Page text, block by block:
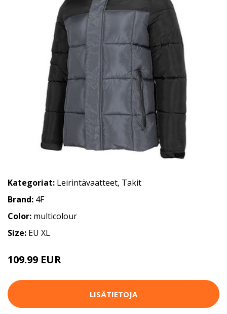
Kategoriat: Leirintävaatteet, Takit
Brand: 4F
Color: multicolour
Size: EU XL
109.99 EUR
LISÄTIETOJA